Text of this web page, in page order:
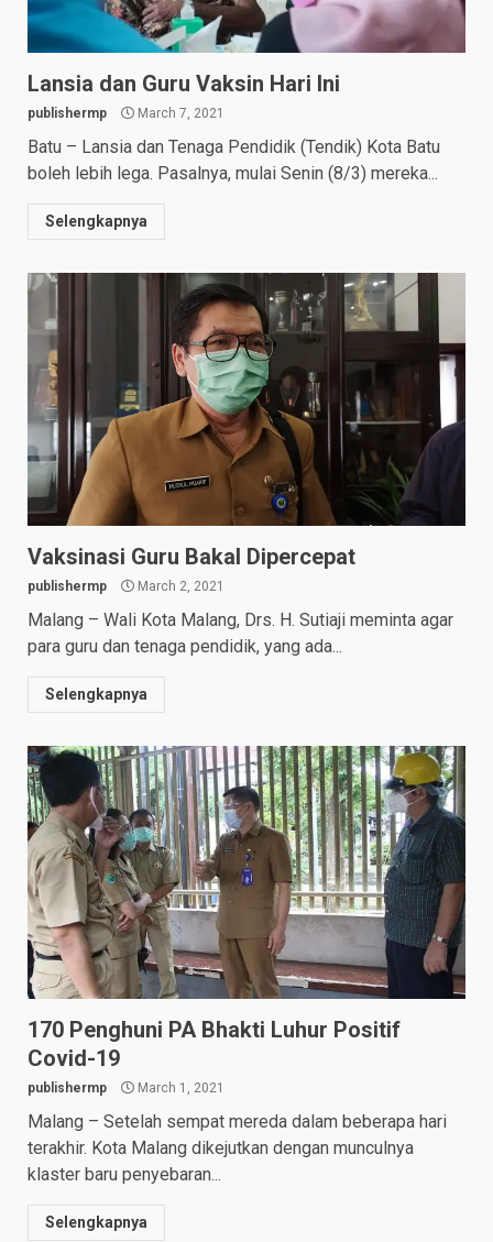
Lansia dan Guru Vaksin Hari Ini
publishermp March 7, 2021
Batu – Lansia dan Tenaga Pendidik (Tendik) Kota Batu
boleh lebih lega. Pasalnya, mulai Senin (8/3) mereka...
Selengkapnya
Vaksinasi Guru Bakal Dipercepat
publishermp March 2, 2021
Malang – Wali Kota Malang, Drs. H. Sutiaji meminta agar
para guru dan tenaga pendidik, yang ada...
Selengkapnya
170 Penghuni PA Bhakti Luhur Positif
Covid-19
publishermp March 1, 2021
Malang – Setelah sempat mereda dalam beberapa hari
terakhir. Kota Malang dikejutkan dengan munculnya
klaster baru penyebaran...
Selengkapnya